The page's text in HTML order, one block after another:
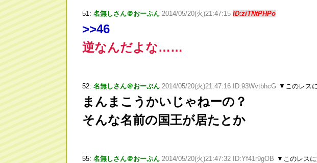
51: 名無しさん＠おーぷん 2014/05/20(火)21:47:15 ID:ziTNtPHPo
>>46
逆なんだよな……
52: 名無しさん＠おーぷん 2014/05/20(火)21:47:16 ID:93WvtbhcG ▼このレス
まんまこうかいじゃねーの？
そんな名前の国王が居たとか
55: 名無しさん＠おーぷん 2014/05/20(火)21:47:32 ID:Yf41r9gOB ▼このレス